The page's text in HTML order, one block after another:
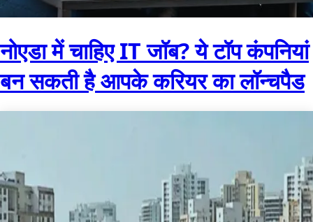
नोएडा में चाहिए IT जॉब? ये टॉप कंपनियां
बन सकती है आपके करियर का लॉन्चपैड